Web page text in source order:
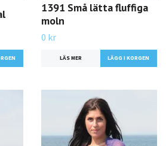
1391 Små lätta fluffiga
moln
0 kr
LÄS MER